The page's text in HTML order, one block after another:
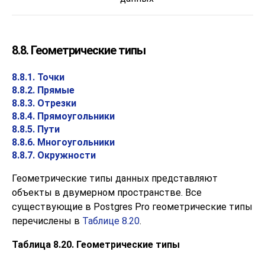
8.8. Геометрические типы
8.8.1. Точки
8.8.2. Прямые
8.8.3. Отрезки
8.8.4. Прямоугольники
8.8.5. Пути
8.8.6. Многоугольники
8.8.7. Окружности
Геометрические типы данных представляют
объекты в двумерном пространстве. Все
существующие в Postgres Pro геометрические типы
перечислены в Таблице 8.20.
Таблица 8.20. Геометрические типы